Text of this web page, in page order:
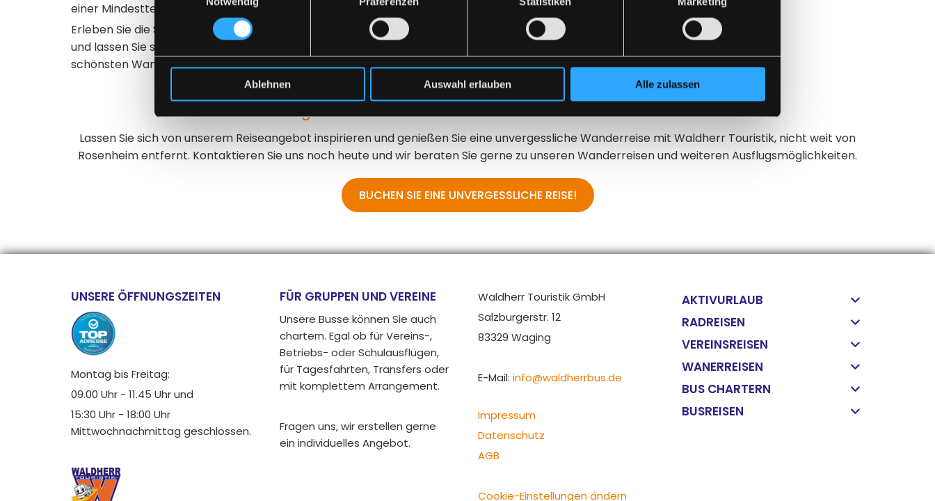
Ablehnen Auswahl erlauben Alle zulassen
einer Mindestteilnehmerzahl von 15 Personen durchzuführen.
Erleben Sie die Schönheit der Natur bei einer unserer Wanderreisen
und lassen Sie sich von unseren erfahrenen Reiseleitern zu den
schönsten Wanderwegen und Sehenswürdigkeiten führen.
Individuelle Tourenplanung für Gruppen
Professionelle Reiseleitung und Organisation
Erleben Sie unvergessliche Wanderreisen mit Waldherr Touristik nahe Rosenheim
Lassen Sie sich von unserem Reiseangebot inspirieren und genießen Sie eine unvergessliche Wanderreise mit Waldherr Touristik, nicht weit von
Rosenheim entfernt. Kontaktieren Sie uns noch heute und wir beraten Sie gerne zu unseren Wanderreisen und weiteren Ausflugsmöglichkeiten.
BUCHEN SIE EINE UNVERGESSLICHE REISE!
UNSERE ÖFFNUNGSZEITEN
Montag bis Freitag:
09.00 Uhr - 11.45 Uhr und
15:30 Uhr - 18:00 Uhr
Mittwochnachmittag geschlossen.
FÜR GRUPPEN UND VEREINE
Unsere Busse können Sie auch
chartern. Egal ob für Vereins-,
Betriebs- oder Schulausflügen,
für Tagesfahrten, Transfers oder
mit komplettem Arrangement.
Fragen uns, wir erstellen gerne
ein individuelles Angebot.
Waldherr Touristik GmbH
Salzburgerstr. 12
83329 Waging
E-Mail: info@waldherrbus.de
Impressum
Datenschutz
AGB
Cookie-Einstellungen ändern
AKTIVURLAUB
RADREISEN
VEREINSREISEN
WANERREISEN
BUS CHARTERN
BUSREISEN